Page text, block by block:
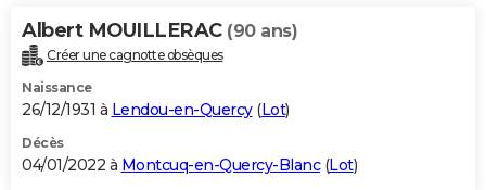
Albert MOUILLERAC (90 ans)
Créer une cagnotte obsèques
Naissance
26/12/1931 à Lendou-en-Quercy(Lot)
Décès
04/01/2022 à Montcuq-en-Quercy-Blanc(Lot)